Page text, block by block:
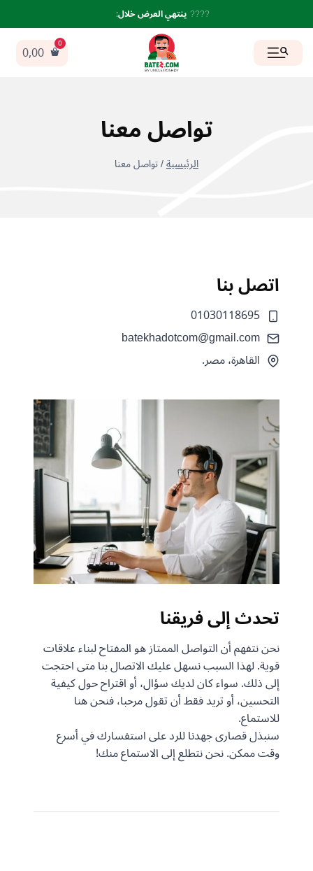
إلى
المحتوى
???? ينتهي العرض خلال:
0,00
تواصل معنا
/تواصل معنا
اتصل بنا
01030118695
batekhadotcom@gmail.com
القاهرة، مصر.
تحدث إلى فريقنا
نحن نتفهم أن التواصل الممتاز هو المفتاح لبناء علاقات
قوية. لهذا السبب نسهل عليك الاتصال بنا متى احتجت
إلى ذلك. سواء كان لديك سؤال، أو اقتراح حول كيفية
التحسين، أو تريد فقط أن تقول مرحبا، فنحن هنا
للاستماع.
سنبذل قصارى جهدنا للرد على استفسارك في أسرع
وقت ممكن. نحن نتطلع إلى الاستماع منك!